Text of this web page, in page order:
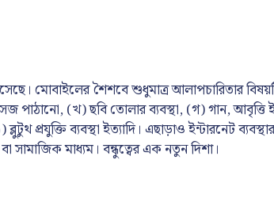
মোবাইলের শৈশবে শুধুমাত্র আলাপচারিতার
পাঠানো, (খ) ছবি তোলার ব্যবস্থা, (গ) গান, আবৃত্তি
প্রযুক্তি ব্যবস্থা ইত্যাদি। এছাড়াও ইন্টারনেট ব্যবস্থার
সামাজিক মাধ্যম। বন্ধুত্বের এক নতুন দিশা।